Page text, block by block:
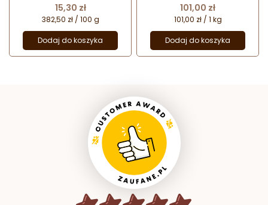
Cena
15,30 zł
382,50 zł / 100 g
Dodaj do koszyka
kat. CHD-Q11
Cena
101,00 zł
101,00 zł / 1 kg
Dodaj do koszyka